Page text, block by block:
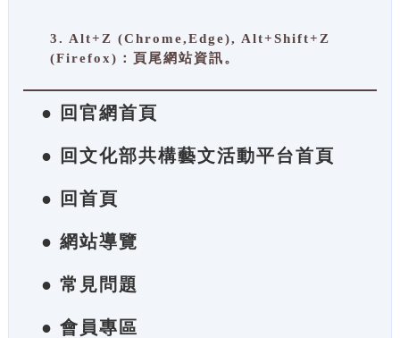
3. Alt+Z (Chrome,Edge), Alt+Shift+Z
(Firefox)：頁尾網站資訊。
● 回官網首頁
● 回文化部共構藝文活動平台首頁
● 回首頁
● 網站導覽
● 常見問題
● 會員專區